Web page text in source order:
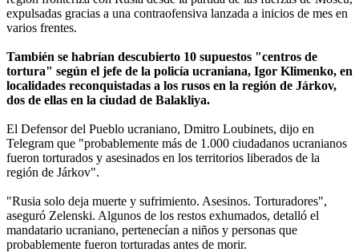
expulsadas gracias a una contraofensiva lanzada a inicios de mes en
varios frentes.
También se habrían descubierto 10 supuestos "centros de
tortura" según el jefe de la policía ucraniana, Igor Klimenko, en
localidades reconquistadas a los rusos en la región de Járkov,
dos de ellas en la ciudad de Balakliya.
El Defensor del Pueblo ucraniano, Dmitro Loubinets, dijo en
Telegram que "probablemente más de 1.000 ciudadanos ucranianos
fueron torturados y asesinados en los territorios liberados de la
región de Járkov".
"Rusia solo deja muerte y sufrimiento. Asesinos. Torturadores",
aseguró Zelenski. Algunos de los restos exhumados, detalló el
mandatario ucraniano, pertenecían a niños y personas que
probablemente fueron torturadas antes de morir.